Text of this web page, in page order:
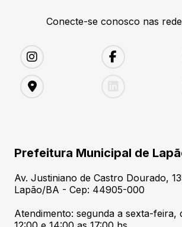
Conecte-se conosco nas
Prefeitura Municipal de
Av. Justiniano de Castro Dourado,
Lapão/BA - Cep: 44905-000
Atendimento: segunda a sexta-feira,